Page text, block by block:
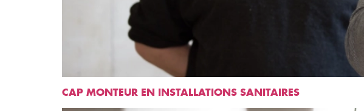
CAP MONTEUR EN INSTALLATIONS SANITAIRES